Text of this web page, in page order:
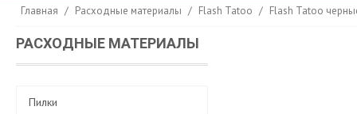
Главная / Расходные материалы / Flash Tatoo / Flash Tatoo
РАСХОДНЫЕ МАТЕРИАЛЫ
Пилки